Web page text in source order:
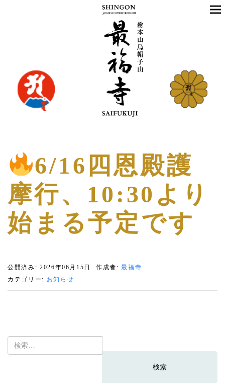
6/16四恩殿護
摩行、10:30より
始まる予定です
公開済み: 2026年06月15日 作成者:最福寺
カテゴリー: お知らせ
検
索: